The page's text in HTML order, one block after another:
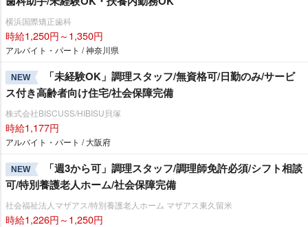
横浜国際矯正歯科
時給1,250円～1,350円
アルバイト・パート / 神奈川県
NEW
「未経験OK」調理スタッフ/無資格可/日勤のみ/サービ
ス付き高齢者向け住宅/社会保障完備
株式会社BISCUSS/HIBISU貝塚
時給1,177円
アルバイト・パート / 大阪府
NEW
「週3から可」調理スタッフ/調理師免許必須/シフト相談
可/特別養護老人ホーム/社会保障完備
社会福祉法人マザアス/特別養護老人ホーム マザアス東久留米
時給1,226円～1,250円